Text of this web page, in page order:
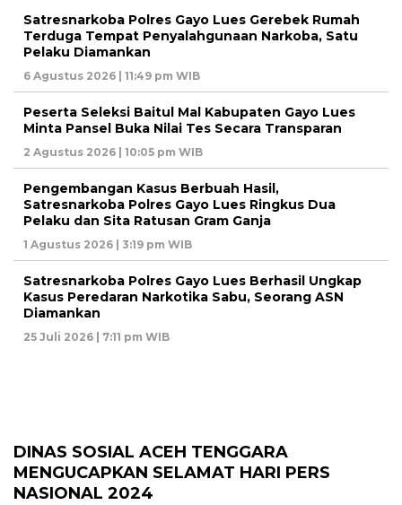
Satresnarkoba Polres Gayo Lues Gerebek Rumah
Terduga Tempat Penyalahgunaan Narkoba, Satu
Pelaku Diamankan
6 Agustus 2026 | 11:49 pm WIB
Peserta Seleksi Baitul Mal Kabupaten Gayo Lues
Minta Pansel Buka Nilai Tes Secara Transparan
2 Agustus 2026 | 10:05 pm WIB
Pengembangan Kasus Berbuah Hasil,
Satresnarkoba Polres Gayo Lues Ringkus Dua
Pelaku dan Sita Ratusan Gram Ganja
1 Agustus 2026 | 3:19 pm WIB
Satresnarkoba Polres Gayo Lues Berhasil Ungkap
Kasus Peredaran Narkotika Sabu, Seorang ASN
Diamankan
25 Juli 2026 | 7:11 pm WIB
DINAS SOSIAL ACEH TENGGARA
MENGUCAPKAN SELAMAT HARI PERS
NASIONAL 2024